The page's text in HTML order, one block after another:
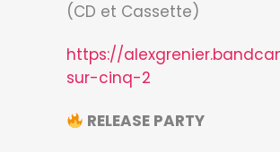
(CD et Cassette)
https://
sur-cinq-2
RELEASE PARTY